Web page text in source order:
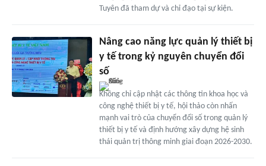
Tuyên đã tham dự và chỉ đạo tại sự kiện.
Nâng cao năng lực quản lý thiết bị
y tế trong kỷ nguyên chuyển đổi
số
Không chỉ cập nhật các thông tin khoa học và
công nghệ thiết bị y tế, hội thảo còn nhấn
mạnh vai trò của chuyển đổi số trong quản lý
thiết bị y tế và định hướng xây dựng hệ sinh
thái quản trị thông minh giai đoạn 2026-2030.